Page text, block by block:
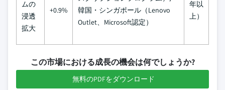
ムの
浸透
拡大
+0.9%
韓国・シンガポール（Lenovo
Outlet、Microsoft認定）
年以
上）
この市場における成長の機会は何でしょうか?
無料のPDFをダウンロード